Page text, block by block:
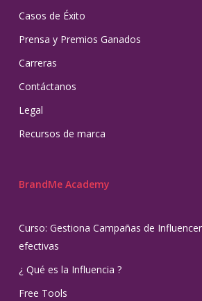
Casos de Éxito
Prensa y Premios Ganados
Carreras
Contáctanos
Legal
Recursos de marca
BrandMe Academy
Curso: Gestiona Campañas de
efectivas
¿ Qué es la Influencia ?
Free Tools